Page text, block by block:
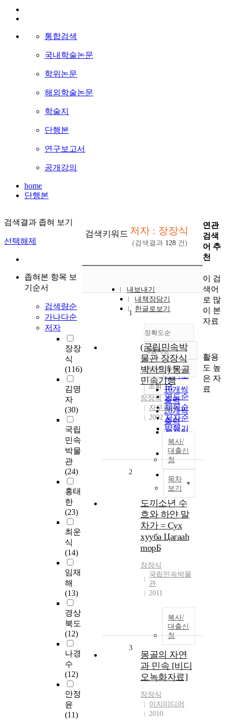
통합검색
국내학술논문
학위논문
해외학술논문
학술지
단행본
연구보고서
공개강의
home
단행본
검색결과 좁혀 보기
선택해제
좁혀본 항목 보
기순서
검색량순
가나다순
저자
장장
식
(116)
김명
자
(30)
국립
민속
박물
관
(24)
홍태
한
(23)
최운
식
(14)
임재
해
(13)
경상
북도
(12)
나경
수
(12)
안정
윤
(11)
검색키워드 저자 : 장장식
(검색결과 128 건)
내보내기
내책장담기
한글로보기
정확도순
정확도
순
인기도
순
연도순
제목순
저자순
발행기
관순
내림차순
내림차순
10개씩 출력
10개씩
출력
20개씩
출력
30개씩
출력
50개씩
출력
100개씩
출력
조회
1
(국립민속박
물관 장장식
박사의) 몽골
민속기행
장장식
자우출판
2002
복사/
대출신
청
목차
보기
2
도끼소년 수
흐와 하얀 말
차가 = Cyx
xyyбa Цaгaah
mopБ
장장식
국립민속박물
관
2011
복사/
대출신
청
3
몽골의 자연
과 민속 [비디
오녹화자료]
장장식
이지미디어
2010
연관
검색
어 추
천
이 검
색어
로 많
이 본
자료
활용
도 높
은 자
료